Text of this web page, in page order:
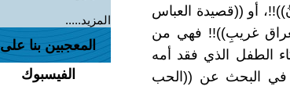
أو ((قصيدة العباس
غريبِ))!! فهي من
الطفل الذي فقد أمه
في البحث عن ((الحب
المزيد.....
المعجبين بنا على
الفيسبوك